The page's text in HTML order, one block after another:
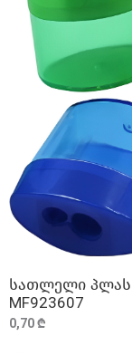
სათლელი
MF923607
0,70 ₾